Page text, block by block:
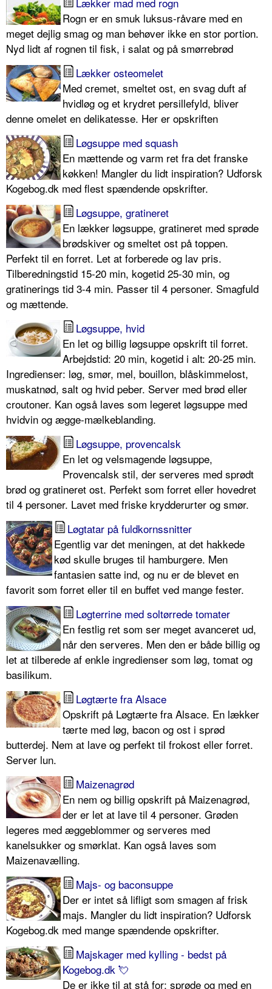
Rogn er en smuk luksus-råvare med en
meget dejlig smag og man behøver ikke en stor portion.
Nyd lidt af rognen til fisk, i salat og på smørrebrød
Lækker osteomelet
Med cremet, smeltet ost, en svag duft af
hvidløg og et krydret persillefyld, bliver
denne omelet en delikatesse. Her er opskriften
Løgsuppe med squash
En mættende og varm ret fra det franske
køkken! Mangler du lidt inspiration? Udforsk
Kogebog.dk med flest spændende opskrifter.
Løgsuppe, gratineret
En lækker løgsuppe, gratineret med sprøde
brødskiver og smeltet ost på toppen.
Perfekt til en forret. Let at forberede og lav pris.
Tilberedningstid 15-20 min, kogetid 25-30 min, og
gratinerings tid 3-4 min. Passer til 4 personer. Smagfuld
og mættende.
Løgsuppe, hvid
En let og billig løgsuppe opskrift til forret.
Arbejdstid: 20 min, kogetid i alt: 20-25 min.
Ingredienser: løg, smør, mel, bouillon, blåskimmelost,
muskatnød, salt og hvid peber. Server med brød eller
croutoner. Kan også laves som legeret løgsuppe med
hvidvin og ægge-mælkeblanding.
Løgsuppe, provencalsk
En let og velsmagende løgsuppe,
Provencalsk stil, der serveres med sprødt
brød og gratineret ost. Perfekt som forret eller hovedret
til 4 personer. Lavet med friske krydderurter og smør.
Løgtatar på fuldkornssnitter
Egentlig var det meningen, at det hakkede
kød skulle bruges til hamburgere. Men
fantasien satte ind, og nu er de blevet en
favorit som forret eller til en buffet ved mange fester.
Løgterrine med soltørrede tomater
En festlig ret som ser meget avanceret ud,
når den serveres. Men den er både billig og
let at tilberede af enkle ingredienser som løg, tomat og
basilikum.
Løgtærte fra Alsace
Opskrift på Løgtærte fra Alsace. En lækker
tærte med løg, bacon og ost i sprød
butterdej. Nem at lave og perfekt til frokost eller forret.
Server lun.
Maizenagrød
En nem og billig opskrift på Maizenagrød,
der er let at lave til 4 personer. Grøden
legeres med æggeblommer og serveres med
kanelsukker og smørklat. Kan også laves som
Maizenavælling.
Majs- og baconsuppe
Der er intet så lifligt som smagen af frisk
majs. Mangler du lidt inspiration? Udforsk
Kogebog.dk med mange spændende opskrifter.
Majskager med kylling - bedst på
Kogebog.dk 💘
De er ikke til at stå for; sprøde og med en